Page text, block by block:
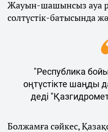
Жауын-шашынсыз ауа
солтүстік-батысында
"Республика
оңтүстікте шаңды
деді
Болжамға сәйкес,